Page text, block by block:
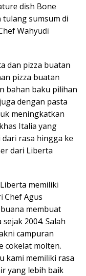
dish Bone
tulang sumsum di
Wahyudi
dan pizza buatan
pizza buatan
bahan baku pilihan
dengan pasta
meningkatkan
Italia yang
rasa hingga ke
dari Liberta
memiliki
Chef Agus
membuat
2004. Salah
campuran
cokelat molten.
kami memiliki rasa
yang lebih baik